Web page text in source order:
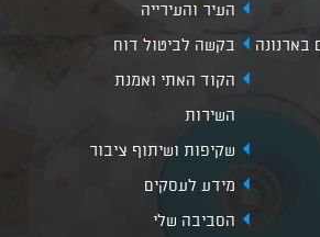
העיר והעירייה
בארנונה
בקשה לביטול דוח
הקוד האתי ואמנת
השירות
שקיפות ושיתוף ציבור
מידע לעסקים
הסביבה שלי